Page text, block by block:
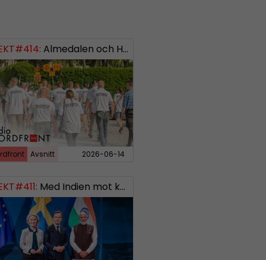
0738958452
Almedalen och Hübinettes fall
Avsnitt 2026-06-14
Med Indien mot kosmos SWISH: 0700738064